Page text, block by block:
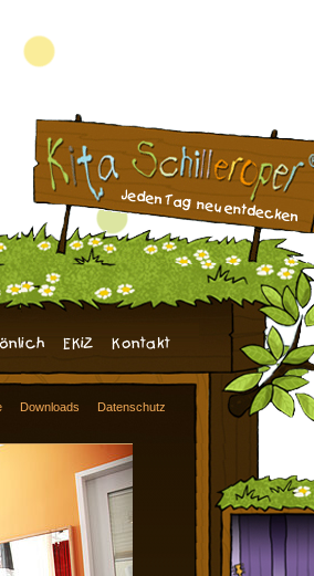
Datenschutz
Downloads
EKiZ Kontakt